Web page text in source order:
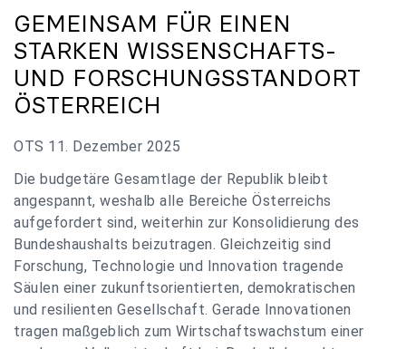
GEMEINSAM FÜR EINEN
STARKEN WISSENSCHAFTS-
UND FORSCHUNGSSTANDORT
ÖSTERREICH
OTS 11. Dezember 2025
Die budgetäre Gesamtlage der Republik bleibt
angespannt, weshalb alle Bereiche Österreichs
aufgefordert sind, weiterhin zur Konsolidierung des
Bundeshaushalts beizutragen. Gleichzeitig sind
Forschung, Technologie und Innovation tragende
Säulen einer zukunftsorientierten, demokratischen
und resilienten Gesellschaft. Gerade Innovationen
tragen maßgeblich zum Wirtschaftswachstum einer